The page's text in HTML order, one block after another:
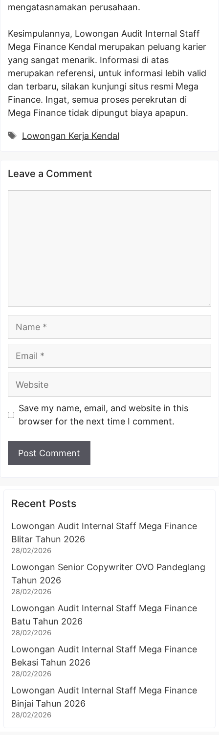
mengatasnamakan perusahaan.
Kesimpulannya, Lowongan Audit Internal Staff
Mega Finance Kendal merupakan peluang karier
yang sangat menarik. Informasi di atas
merupakan referensi, untuk informasi lebih valid
dan terbaru, silakan kunjungi situs resmi Mega
Finance. Ingat, semua proses perekrutan di
Mega Finance tidak dipungut biaya apapun.
Tags
Lowongan Kerja Kendal
Leave a Comment
Website
Save my name, email, and website in this
browser for the next time I comment.
Recent Posts
Lowongan Audit Internal Staff Mega Finance
Blitar Tahun 2026
28/02/2026
Lowongan Senior Copywriter OVO Pandeglang
Tahun 2026
28/02/2026
Lowongan Audit Internal Staff Mega Finance
Batu Tahun 2026
28/02/2026
Lowongan Audit Internal Staff Mega Finance
Bekasi Tahun 2026
28/02/2026
Lowongan Audit Internal Staff Mega Finance
Binjai Tahun 2026
28/02/2026